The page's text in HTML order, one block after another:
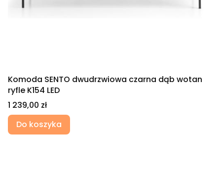
Komoda SENTO dwudrzwiowa czarna dąb wotan
ryfle K154 LED
Cena
1 239,00 zł
Do koszyka